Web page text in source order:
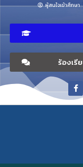
ผู้สนใจเข้าศึกษา
ร้องเรี